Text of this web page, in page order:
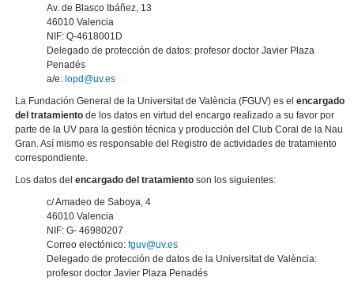
Av. de Blasco Ibáñez, 13
46010 Valencia
NIF: Q-4618001D
Delegado de protección de datos: profesor doctor Javier Plaza
Penadés
a/e: lopd@uv.es
La Fundación General de la Universitat de València (FGUV) es elencargado
del tratamiento de los datos en virtud del encargo realizado a su favor por
parte de la UV para la gestión técnica y producción del Club Coral de la Nau
Gran. Así mismo es responsable del Registro de actividades de tratamiento
correspondiente.
Los datos delencargado del tratamientoson los siguientes:
c/ Amadeo de Saboya, 4
46010 Valencia
NIF: G- 46980207
Correo electónico:fguv@uv.es
Delegado de protección de datos de la Universitat de València:
profesor doctor Javier Plaza Penadés